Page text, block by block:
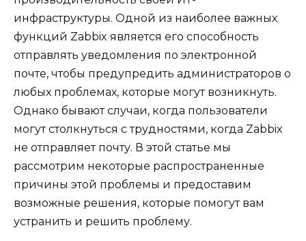
инфраструктуры. Одной из наиболее важных
функций Zabbix является его способность
отправлять уведомления по электронной
почте, чтобы предупредить администраторов о
любых проблемах, которые могут возникнуть.
Однако бывают случаи, когда пользователи
могут столкнуться с трудностями, когда Zabbix
не отправляет почту. В этой статье мы
рассмотрим некоторые распространенные
причины этой проблемы и предоставим
возможные решения, которые помогут вам
устранить и решить проблему.